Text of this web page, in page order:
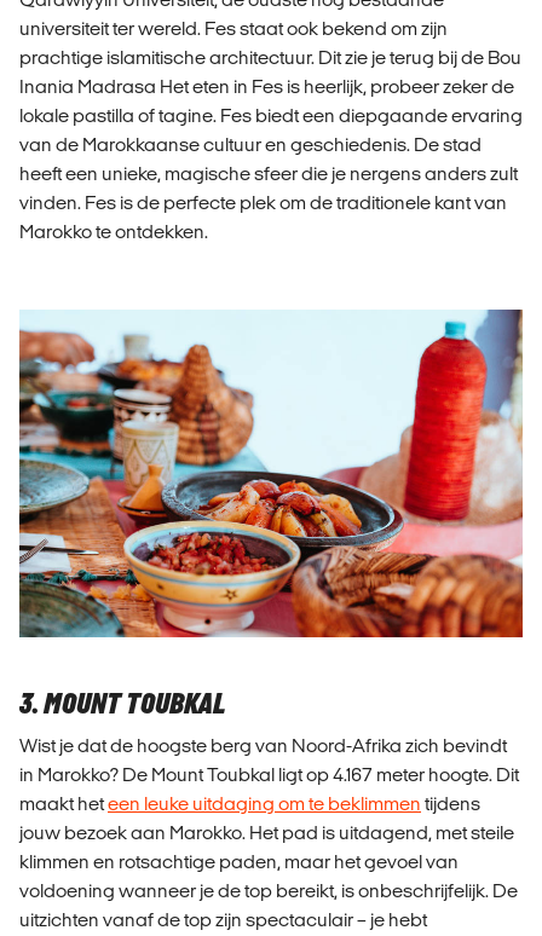
universiteit ter wereld. Fes staat ook bekend om zijn
prachtige islamitische architectuur. Dit zie je terug bij de Bou
Inania Madrasa Het eten in Fes is heerlijk, probeer zeker de
lokale pastilla of tagine. Fes biedt een diepgaande ervaring
van de Marokkaanse cultuur en geschiedenis. De stad
heeft een unieke, magische sfeer die je nergens anders zult
vinden. Fes is de perfecte plek om de traditionele kant van
Marokko te ontdekken.
3. MOUNT TOUBKAL
Wist je dat de hoogste berg van Noord-Afrika zich bevindt
in Marokko? De Mount Toubkal ligt op 4.167 meter hoogte. Dit
maakt heteen leuke uitdaging om te beklimmen tijdens
jouw bezoek aan Marokko. Het pad is uitdagend, met steile
klimmen en rotsachtige paden, maar het gevoel van
voldoening wanneer je de top bereikt, is onbeschrijfelijk. De
uitzichten vanaf de top zijn spectaculair – je hebt